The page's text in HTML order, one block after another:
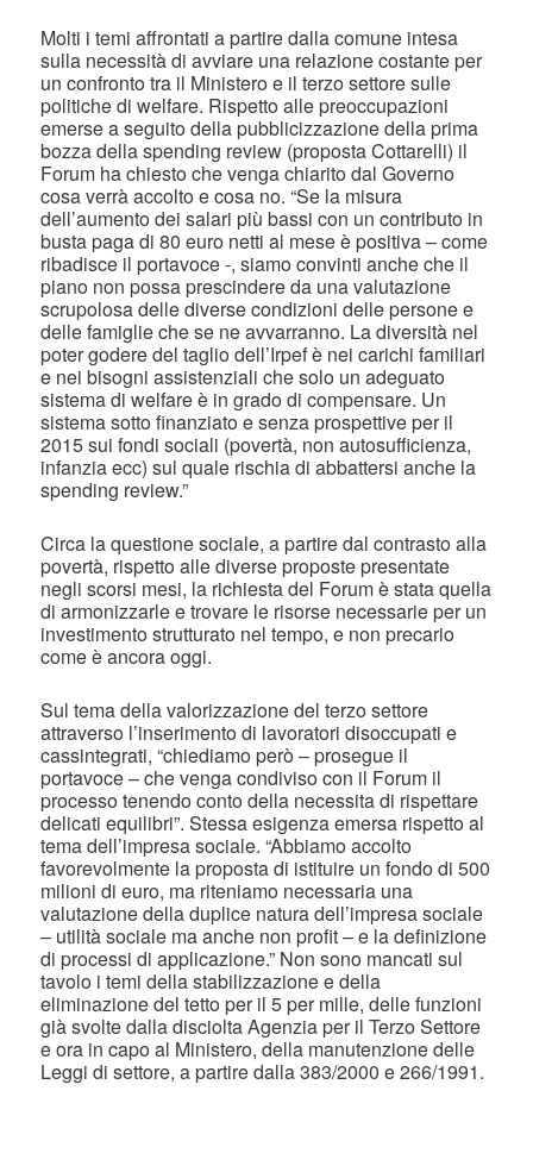
Molti i temi affrontati a partire dalla comune intesa
sulla necessità di avviare una relazione costante per
un confronto tra il Ministero e il terzo settore sulle
politiche di welfare. Rispetto alle preoccupazioni
emerse a seguito della pubblicizzazione della prima
bozza della spending review (proposta Cottarelli) il
Forum ha chiesto che venga chiarito dal Governo
cosa verrà accolto e cosa no. “Se la misura
dell’aumento dei salari più bassi con un contributo in
busta paga di 80 euro netti al mese è positiva – come
ribadisce il portavoce -, siamo convinti anche che il
piano non possa prescindere da una valutazione
scrupolosa delle diverse condizioni delle persone e
delle famiglie che se ne avvarranno. La diversità nel
poter godere del taglio dell’Irpef è nei carichi familiari
e nei bisogni assistenziali che solo un adeguato
sistema di welfare è in grado di compensare. Un
sistema sotto finanziato e senza prospettive per il
2015 sui fondi sociali (povertà, non autosufficienza,
infanzia ecc) sul quale rischia di abbattersi anche la
spending review.”
Circa la questione sociale, a partire dal contrasto alla
povertà, rispetto alle diverse proposte presentate
negli scorsi mesi, la richiesta del Forum è stata quella
di armonizzarle e trovare le risorse necessarie per un
investimento strutturato nel tempo, e non precario
come è ancora oggi.
Sul tema della valorizzazione del terzo settore
attraverso l’inserimento di lavoratori disoccupati e
cassintegrati, “chiediamo però – prosegue il
portavoce – che venga condiviso con il Forum il
processo tenendo conto della necessita di rispettare
delicati equilibri”. Stessa esigenza emersa rispetto al
tema dell’impresa sociale. “Abbiamo accolto
favorevolmente la proposta di istituire un fondo di 500
milioni di euro, ma riteniamo necessaria una
valutazione della duplice natura dell’impresa sociale
– utilità sociale ma anche non profit – e la definizione
di processi di applicazione.” Non sono mancati sul
tavolo i temi della stabilizzazione e della
eliminazione del tetto per il 5 per mille, delle funzioni
già svolte dalla disciolta Agenzia per il Terzo Settore
e ora in capo al Ministero, della manutenzione delle
Leggi di settore, a partire dalla 383/2000 e 266/1991.